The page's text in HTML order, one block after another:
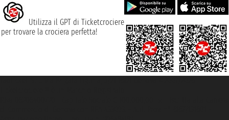
Utilizza il GPT di Ticketcrociere
per trovare la crociera perfetta!